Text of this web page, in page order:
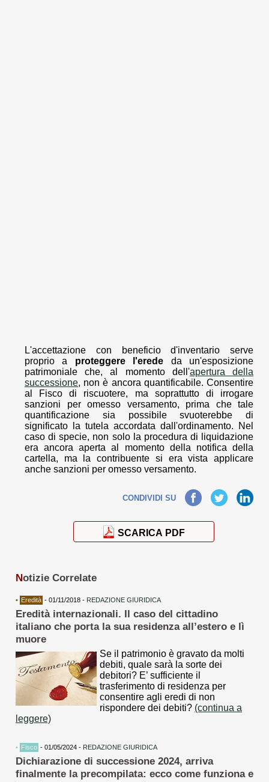
L'accettazione con beneficio d'inventario serve
proprio a proteggere l'erede da un'esposizione
patrimoniale che, al momento dell'apertura della
successione, non è ancora quantificabile. Consentire
al Fisco di riscuotere, ma soprattutto di irrogare
sanzioni per omesso versamento, prima che tale
quantificazione sia possibile svuoterebbe di
significato la tutela accordata dall'ordinamento. Nel
caso di specie, non solo la procedura di liquidazione
era ancora aperta al momento della notifica della
cartella, ma la contribuente si era vista applicare
anche sanzioni per omesso versamento.
CONDIVIDI SUFacebook TwitterLinkedIn
SCARICA PDF
Notizie Correlate
• Eredità - 01/11/2018 - REDAZIONE GIURIDICA
Eredità internazionali. Il caso del cittadino
italiano che porta la sua residenza all’estero e lì
muore
Se il patrimonio è gravato da molti
debiti, quale sarà la sorte dei
debitori? E’ sufficiente il
trasferimento di residenza per
consentire agli eredi di non
rispondere dei debiti? (continua a
leggere)
• Fisco - 01/05/2024 - REDAZIONE GIURIDICA
Dichiarazione di successione 2024, arriva
finalmente la precompilata: ecco come funziona e